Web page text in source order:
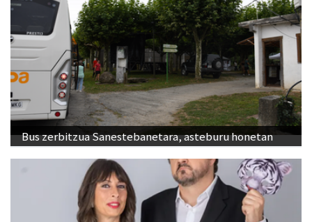
Bus zerbitzua Sanestebanetara, asteburu honetan